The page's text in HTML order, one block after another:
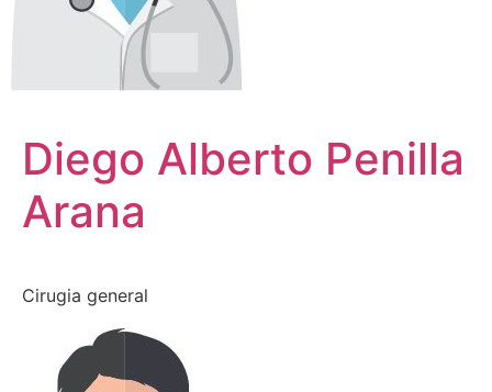
Diego Alberto Penilla
Arana
Cirugia general